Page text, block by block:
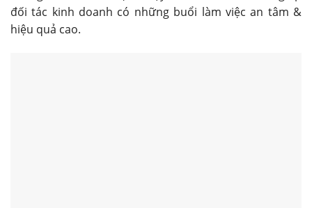
đối tác kinh doanh có những buổi làm việc an tâm &
hiệu quả cao.